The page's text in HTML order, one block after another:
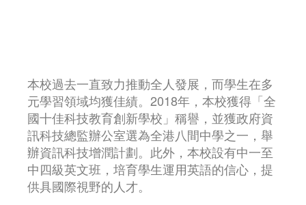
本校過去一直致力推動全人發展，而學生在多
元學習領域均獲佳績。2018年，本校獲得「全
國十佳科技教育創新學校」稱譽，並獲政府資
訊科技總監辦公室選為全港八間中學之一，舉
辦資訊科技增潤計劃。此外，本校設有中一至
中四級英文班，培育學生運用英語的信心，提
供具國際視野的人才。